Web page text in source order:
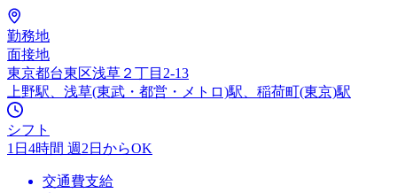
勤務地
面接地
東京都台東区浅草２丁目2-13
上野駅、浅草(東武・都営・メトロ)駅、稲荷町(東京)駅
シフト
1日4時間 週2日からOK
交通費支給